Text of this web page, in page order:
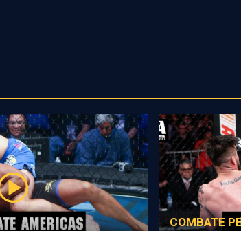
COMBATE